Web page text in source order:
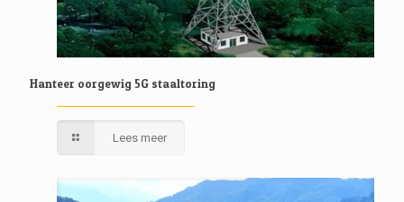
Hanteer oorgewig 5G staaltoring
Lees meer